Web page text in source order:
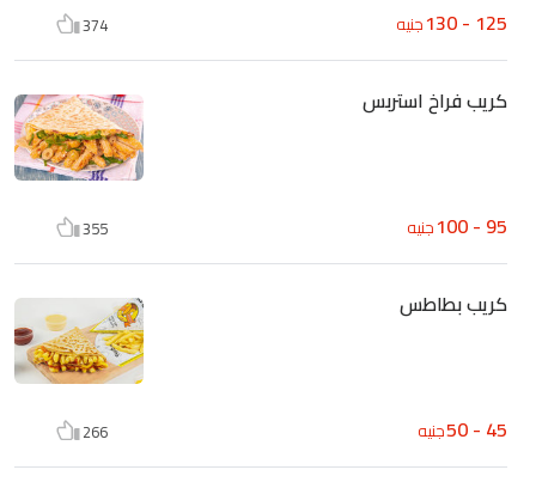
125 - 130 جنيه 374
كريب فراخ استربس
95 - 100 جنيه 355
كريب بطاطس
45 - 50 جنيه 266